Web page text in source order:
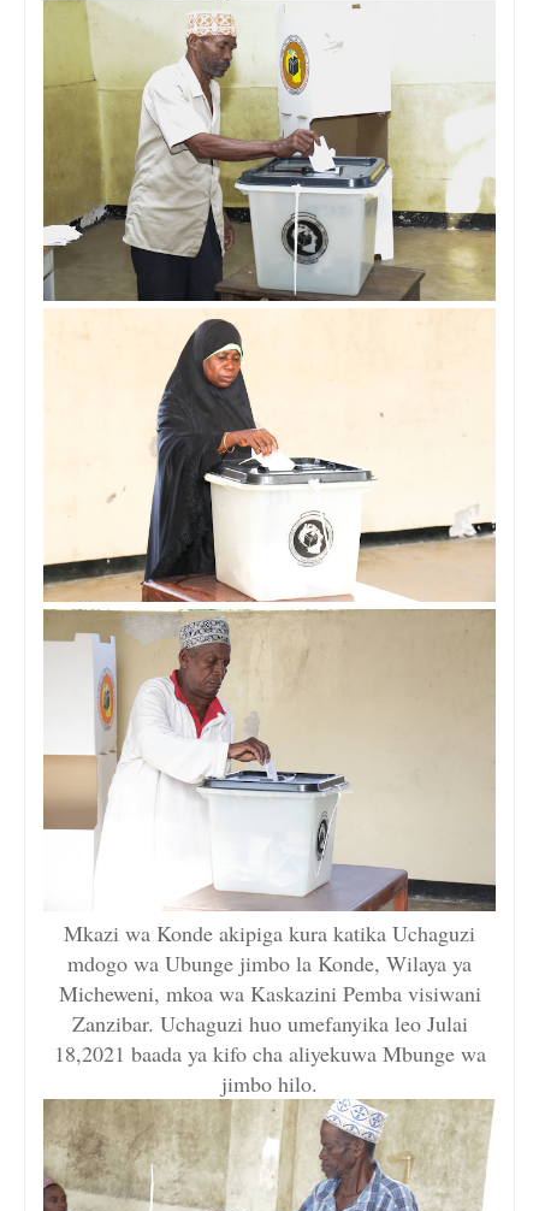
Mkazi wa Konde akipiga kura katika Uchaguzi
mdogo wa Ubunge jimbo la Konde, Wilaya ya
Micheweni, mkoa wa Kaskazini Pemba visiwani
Zanzibar. Uchaguzi huo umefanyika leo Julai
18,2021 baada ya kifo cha aliyekuwa Mbunge wa
jimbo hilo.